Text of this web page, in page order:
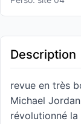
Description
revue en très
Michael
révolutionné